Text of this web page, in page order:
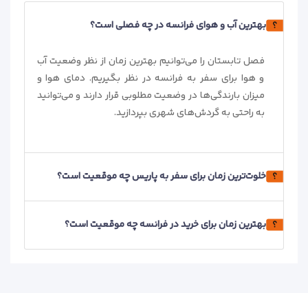
بهترین آب و هوای فرانسه در چه فصلی است؟
فصل تابستان را می‌توانیم بهترین زمان از نظر وضعیت آب
و هوا برای سفر به فرانسه در نظر بگیریم. دمای هوا و
میزان بارندگی‌ها در وضعیت مطلوبی قرار دارند و می‌توانید
به راحتی به گردش‌های شهری بپردازید.
خلوت‌ترین زمان برای سفر به پاریس چه موقعیت است؟
بهترین زمان برای خرید در فرانسه چه موقعیت است؟